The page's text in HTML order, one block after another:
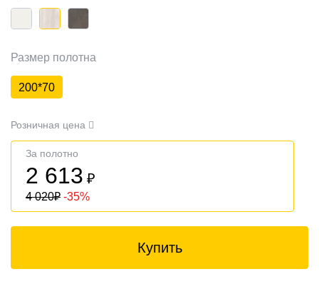
Размер полотна
200*70
Розничная цена
За полотно
2 613 ₽
4 020₽ -35%
Купить